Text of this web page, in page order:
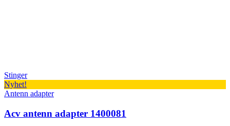
Stinger
Nyhet!
Antenn adapter
Acv antenn adapter 1400081